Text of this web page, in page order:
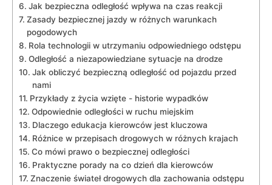
Jak​ bezpieczna ⁤odległość wpływa na⁣ czas ​reakcji
Zasady bezpiecznej jazdy w⁢ różnych warunkach
pogodowych
Rola technologii w ⁤utrzymaniu odpowiedniego ‍odstępu
Odległość a niezapowiedziane sytuacje na drodze
Jak obliczyć‍ bezpieczną ⁣odległość od pojazdu​ przed‍
nami
Przykłady z życia wzięte ‍- historie wypadków
Odpowiednie ‍odległości w ruchu miejskim
Dlaczego edukacja kierowców​ jest kluczowa
Różnice w przepisach drogowych w różnych krajach
Co mówi​ prawo o ​bezpiecznej‌ odległości
Praktyczne porady ⁣na co dzień dla kierowców
Znaczenie świateł⁣ drogowych ‌dla ⁢zachowania odstępu